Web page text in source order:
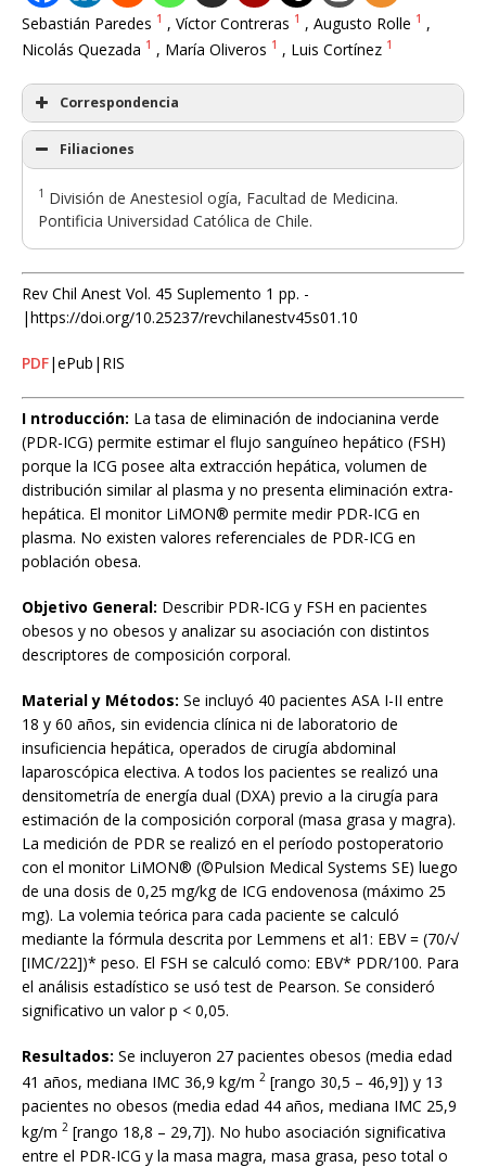
Sebastián Paredes 1 , Víctor Contreras 1 , Augusto Rolle 1 ,
Nicolás Quezada 1 , María Oliveros 1 , Luis Cortínez 1
Correspondencia
Filiaciones
1 División de Anestesiol ogía, Facultad de Medicina.
Pontificia Universidad Católica de Chile.
Rev Chil Anest Vol. 45 Suplemento 1 pp. -
|https://doi.org/10.25237/revchilanestv45s01.10
PDF|ePub|RIS
I ntroducción: La tasa de eliminación de indocianina verde
(PDR-ICG) permite estimar el flujo sanguíneo hepático (FSH)
porque la ICG posee alta extracción hepática, volumen de
distribución similar al plasma y no presenta eliminación extra-
hepática. El monitor LiMON® permite medir PDR-ICG en
plasma. No existen valores referenciales de PDR-ICG en
población obesa.
Objetivo General: Describir PDR-ICG y FSH en pacientes
obesos y no obesos y analizar su asociación con distintos
descriptores de composición corporal.
Material y Métodos: Se incluyó 40 pacientes ASA I-II entre
18 y 60 años, sin evidencia clínica ni de laboratorio de
insuficiencia hepática, operados de cirugía abdominal
laparoscópica electiva. A todos los pacientes se realizó una
densitometría de energía dual (DXA) previo a la cirugía para
estimación de la composición corporal (masa grasa y magra).
La medición de PDR se realizó en el período postoperatorio
con el monitor LiMON® (©Pulsion Medical Systems SE) luego
de una dosis de 0,25 mg/kg de ICG endovenosa (máximo 25
mg). La volemia teórica para cada paciente se calculó
mediante la fórmula descrita por Lemmens et al1: EBV = (70/√
[IMC/22])* peso. El FSH se calculó como: EBV* PDR/100. Para
el análisis estadístico se usó test de Pearson. Se consideró
significativo un valor p < 0,05.
Resultados: Se incluyeron 27 pacientes obesos (media edad
41 años, mediana IMC 36,9 kg/m 2 [rango 30,5 – 46,9]) y 13
pacientes no obesos (media edad 44 años, mediana IMC 25,9
kg/m 2 [rango 18,8 – 29,7]). No hubo asociación significativa
entre el PDR-ICG y la masa magra, masa grasa, peso total o